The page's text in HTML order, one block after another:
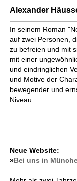
Alexander
In seinem Roman
auf zwei Personen,
zu befreien und mit
mit einer
und eindringlichen
und Motive der
bewegender und
Niveau.
Neue Website:
»Bei uns in